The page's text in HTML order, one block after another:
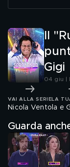
Il
Gigi
04 giu |
VAI ALLA SERIE LA
Nicola Ventola e
Guarda